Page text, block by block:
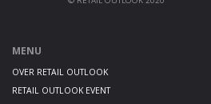
MENU
OVER RETAIL OUTLOOK
RETAIL OUTLOOK EVENT